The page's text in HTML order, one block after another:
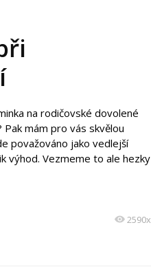
na rodičovské dovolené
mám pro vás skvělou
považováno jako vedlejší
výhod. Vezmeme to ale hezky
2590x